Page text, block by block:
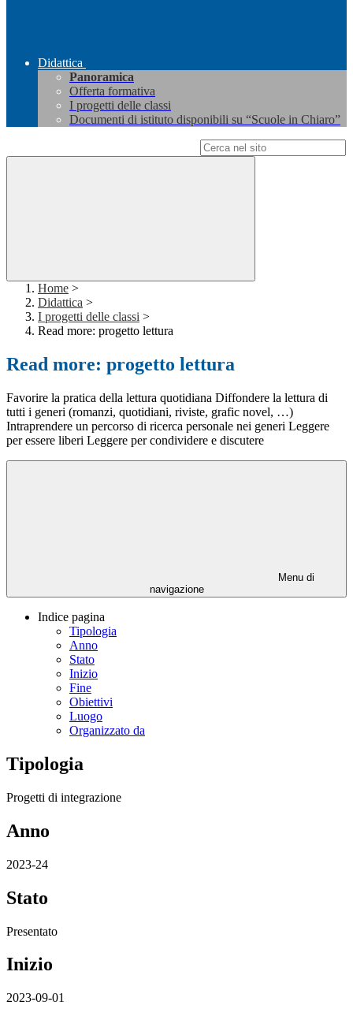
Didattica
Panoramica
Offerta formativa
I progetti delle classi
Documenti di istituto disponibili su “Scuole in Chiaro”
Home >
Didattica >
I progetti delle classi >
Read more: progetto lettura
Read more: progetto lettura
Favorire la pratica della lettura quotidiana Diffondere la lettura di
tutti i generi (romanzi, quotidiani, riviste, grafic novel, …)
Intraprendere un percorso di ricerca personale nei generi Leggere
per essere liberi Leggere per condividere e discutere
Menu di
navigazione
Indice pagina
Tipologia
Anno
Stato
Inizio
Fine
Obiettivi
Luogo
Organizzato da
Tipologia
Progetti di integrazione
Anno
2023-24
Stato
Presentato
Inizio
2023-09-01